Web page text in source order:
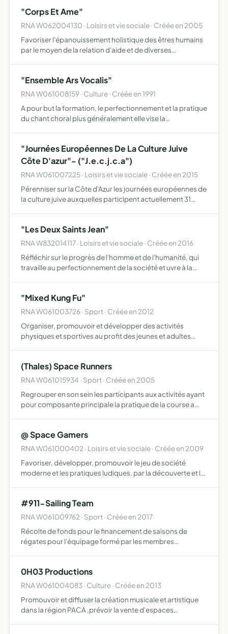
"Corps Et Ame"
RNA W062004130 · Loisirs et vie sociale · Créée en 2005
Favoriser l'épanouissement holistique des êtres humains
par le moyen de la relation d'aide et de diverses
"Ensemble Ars Vocalis"
RNA W061008159 · Culture · Créée en 1991
A pour but la formation, le perfectionnement et la pratique
du chant choral plus généralement elle vise la
"Journées Européennes De La Culture Juive
Côte D'azur"- ("J.e.c.j.c.a")
RNA W061007225 · Loisirs et vie sociale · Créée en 2015
Pérenniser sur la Côte d'Azur les journées européennes de
la culture juive auxquelles participent actuellement 31
"Les Deux Saints Jean"
RNA W832014117 · Loisirs et vie sociale · Créée en 2016
Réfléchir sur le progrès de l'homme et de l'humanité, qui
travaille au perfectionnement de la société et uvre à la
"Mixed Kung Fu"
RNA W061003726 · Sport · Créée en 2012
Organiser, promouvoir et développer des activités
physiques et sportives au profit des jeunes et adultes
co…
(Thales) Space Runners
RNA W061015934 · Sport · Créée en 2005
Regrouper en son sein les participants aux activités ayant
pour composante principale la pratique de la course a
@ Space Gamers
RNA W061000402 · Loisirs et vie sociale · Créée en 2009
Favoriser, développer, promouvoir le jeu de société
moderne et les pratiques ludiques. par la découverte et la
#911-Sailing Team
RNA W061009762 · Sport · Créée en 2017
Récolte de fonds pour le financement de saisons de
régates pour l'équipage formé par les membres
0H03 Productions
RNA W061004083 · Culture · Créée en 2013
Promouvoir et diffuser la création musicale et artistique
dans la région PACA ,prévoir la vente d'espaces